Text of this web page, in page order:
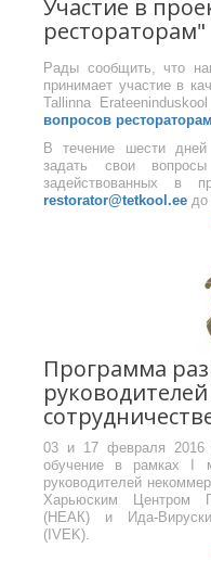
Участие в
рестораторам"
Рады сообщить, что
принимает участие в
Tallinna
вопросов
В течение шести
задать свои
задействованных в
restorator@tetkool.ee до
Программа
03 и 17 февраля 2016
обучение в рамках I
руководителей
Харьюским Центром
(НЕАК) и Ида-
(IVEK).